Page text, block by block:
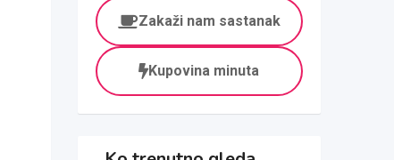
Zakaži nam sastanak
Kupovina minuta